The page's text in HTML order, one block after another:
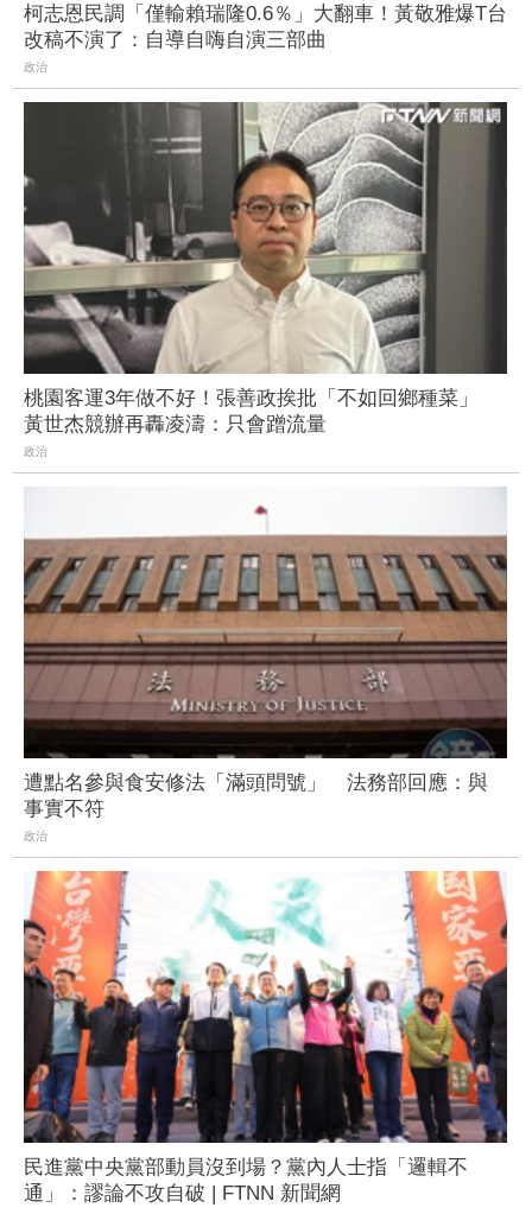
柯志恩民調「僅輸賴瑞隆0.6％」大翻車！黃敬雅爆T台
改稿不演了：自導自嗨自演三部曲
政治
桃園客運3年做不好！張善政挨批「不如回鄉種菜」
黃世杰競辦再轟凌濤：只會蹭流量
政治
遭點名參與食安修法「滿頭問號」 法務部回應：與
事實不符
政治
民進黨中央黨部動員沒到場？黨內人士指「邏輯不
通」：謬論不攻自破 | FTNN 新聞網